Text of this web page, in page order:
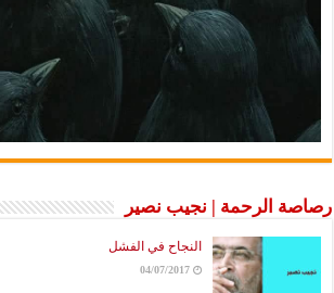
رصاصة الرحمة | نجيب نصير
النجاح في الفشل
04/07/2017